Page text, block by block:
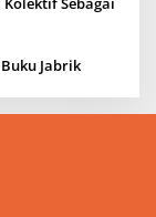
Jabrik